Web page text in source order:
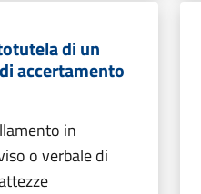
di un
accertamento
in
o verbale di